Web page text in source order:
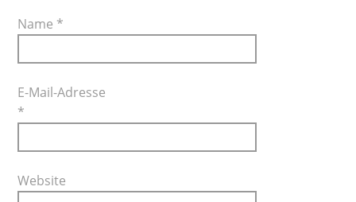
Name *
E-Mail-Adresse
*
Website